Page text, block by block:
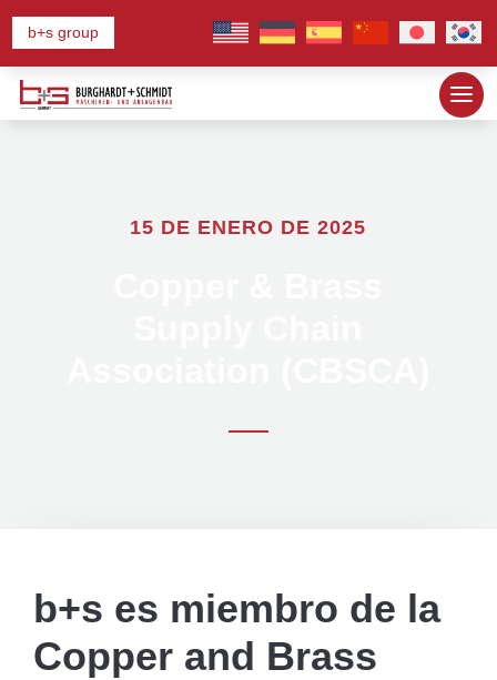
b+s group
15 DE ENERO DE 2025
b+s es miembro de la
Copper and Brass